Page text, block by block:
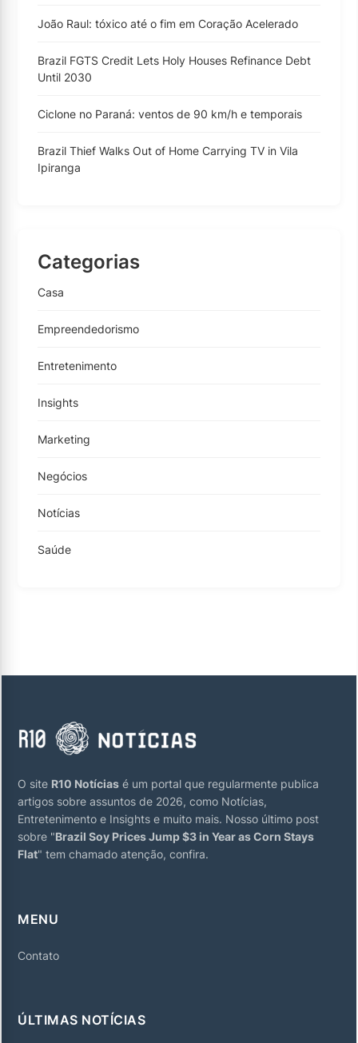
João Raul: tóxico até o fim em Coração Acelerado
Brazil FGTS Credit Lets Holy Houses Refinance Debt
Until 2030
Ciclone no Paraná: ventos de 90 km/h e temporais
Brazil Thief Walks Out of Home Carrying TV in Vila
Ipiranga
Categorias
Casa
Empreendedorismo
Entretenimento
Insights
Marketing
Negócios
Notícias
Saúde
O site R10 Notícias é um portal que regularmente publica
artigos sobre assuntos de 2026, como Notícias,
Entretenimento e Insights e muito mais. Nosso último post
sobre "Brazil Soy Prices Jump $3 in Year as Corn Stays
Flat" tem chamado atenção, confira.
MENU
Contato
ÚLTIMAS NOTÍCIAS